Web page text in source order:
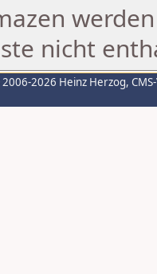
nicht
2026 Heinz Herzog,